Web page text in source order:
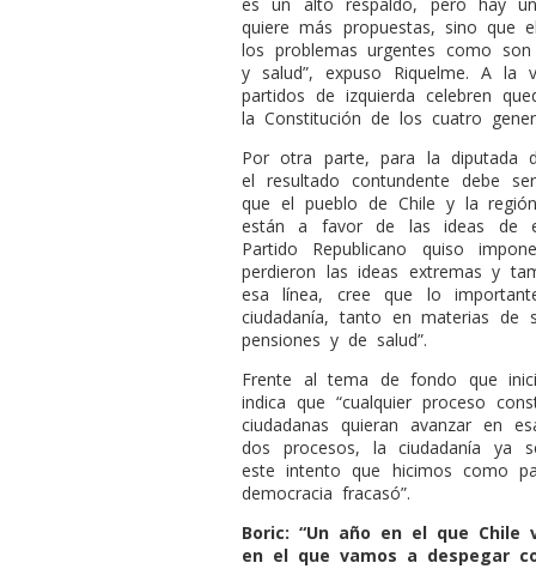
quiere más propuestas, sino que
los problemas urgentes como
y salud”, expuso Riquelme. A la
partidos de izquierda celebren
la Constitución de los cuatro
Por otra parte, para la diputada
el resultado contundente debe
que el pueblo de Chile y la
están a favor de las ideas de
Partido Republicano quiso
perdieron las ideas extremas y
esa línea, cree que lo
ciudadanía, tanto en materias de
pensiones y de salud”.
Frente al tema de fondo que
indica que “cualquier proceso
ciudadanas quieran avanzar en
dos procesos, la ciudadanía
este intento que hicimos como
democracia fracasó”.
Boric: “Un año en el que Chile
en el que vamos a despegar